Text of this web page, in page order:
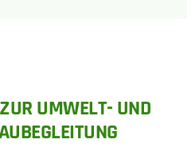
UMWELT- UND